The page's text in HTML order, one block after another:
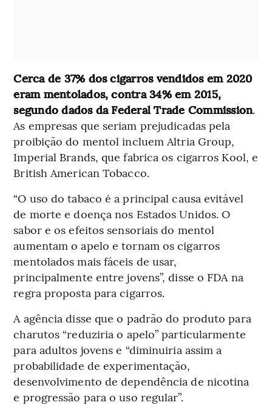
Cerca de 37% dos cigarros vendidos em 2020
eram mentolados, contra 34% em 2015,
segundo dados da Federal Trade Commission.
As empresas que seriam prejudicadas pela
proibição do mentol incluem Altria Group,
Imperial Brands, que fabrica os cigarros Kool, e
British American Tobacco.
“O uso do tabaco é a principal causa evitável
de morte e doença nos Estados Unidos. O
sabor e os efeitos sensoriais do mentol
aumentam o apelo e tornam os cigarros
mentolados mais fáceis de usar,
principalmente entre jovens”, disse o FDA na
regra proposta para cigarros.
A agência disse que o padrão do produto para
charutos “reduziria o apelo” particularmente
para adultos jovens e “diminuiria assim a
probabilidade de experimentação,
desenvolvimento de dependência de nicotina
e progressão para o uso regular”.